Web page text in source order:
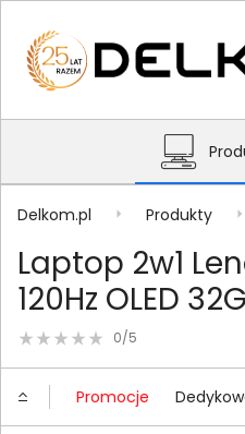
Delkom.pl Produkty
Laptop 2w1
120Hz OLED
0/5
Promocje